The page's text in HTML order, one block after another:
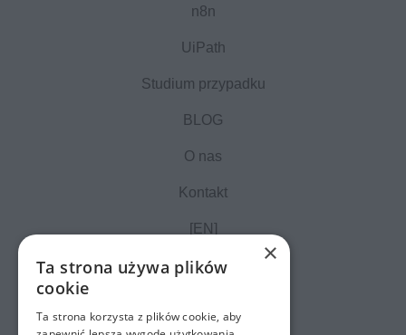
n8n
UiPath
Studium przypadku
BLOG
O nas
Kontakt
[EN]
×
Ta strona używa plików
cookie
Ta strona korzysta z plików cookie, aby